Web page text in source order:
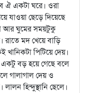
ঐ একটা ঘরে। ওরা
যাওয়া ছেড়ে দিয়েছে
আর ঘুমের সময়টুকু
রাতে মদ খেয়ে বাড়ি
পিটিয়ে দেয়।
বড় হয়ে গেছে বলে
গালাগাল দেয় ও
হিন্দুস্থানি ছেলে।